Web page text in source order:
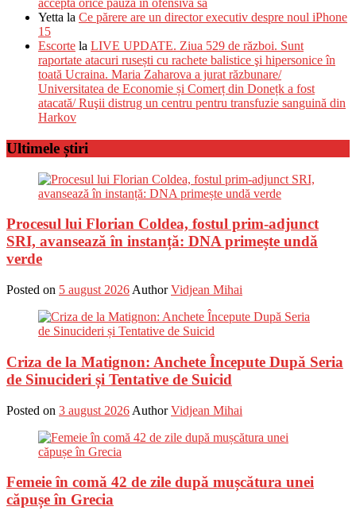
accepta orice pauză în ofensiva sa
Yetta la Ce părere are un director executiv despre noul iPhone
15
Escorte la LIVE UPDATE. Ziua 529 de război. Sunt
raportate atacuri rusești cu rachete balistice şi hipersonice în
toată Ucraina. Maria Zaharova a jurat răzbunare/
Universitatea de Economie și Comerț din Donețk a fost
atacată/ Ruşii distrug un centru pentru transfuzie sanguină din
Harkov
Ultimele știri
Procesul lui Florian Coldea, fostul prim-adjunct
SRI, avansează în instanță: DNA primește undă
verde
Posted on 5 august 2026 Author Vidjean Mihai
Criza de la Matignon: Anchete Începute După Seria
de Sinucideri și Tentative de Suicid
Posted on 3 august 2026 Author Vidjean Mihai
Femeie în comă 42 de zile după mușcătura unei
căpușe în Grecia